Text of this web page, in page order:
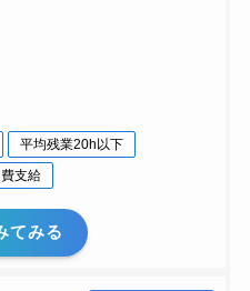
平均残業20h以下
支給
てみる